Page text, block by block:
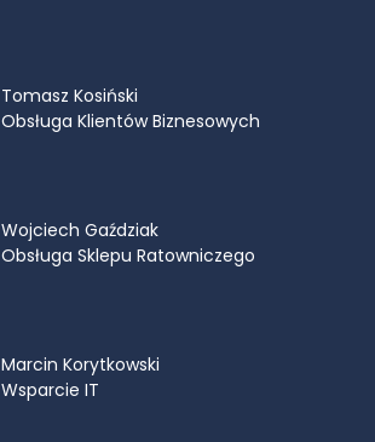
Tomasz Kosiński
Obsługa Klientów Biznesowych
Wojciech Gaździak
Obsługa Sklepu Ratowniczego
Marcin Korytkowski
Wsparcie IT